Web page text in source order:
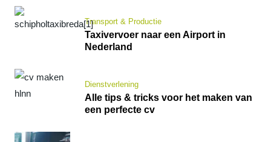
Transport & Productie
Taxivervoer naar een Airport in
Nederland
Dienstverlening
Alle tips & tricks voor het maken van
een perfecte cv